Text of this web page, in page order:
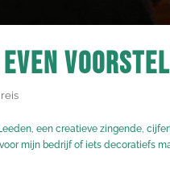
even
een creatieve zingende,
mijn bedrijf of iets decoratiefs